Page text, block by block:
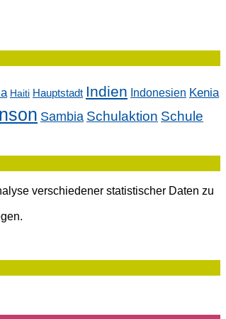
Haiti Hauptstadt Indien Indonesien Kenia
Sambia Schulaktion Schule
verschiedener statistischer Daten zu